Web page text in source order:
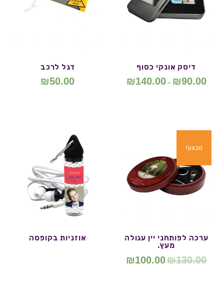
דיסק אונקי כסוף
₪90.00
–
₪140.00
דגל לרכב
₪50.00
מבצע!
ערכה לפותחני יין עגולה
מעץ.
₪130.00
₪100.00
אוזניות בקופסה